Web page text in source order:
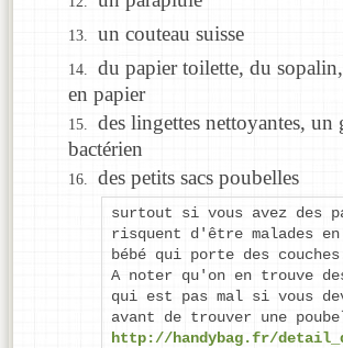
un couteau suisse
du papier toilette, du
en papier
des lingettes nettoyantes, un
bactérien
des petits sacs poubelles
surtout si vous avez des
risquent d'être malades
bébé qui porte des
A noter qu'on en trouve
qui est pas mal si vous
avant de trouver une
http://handybag.fr/